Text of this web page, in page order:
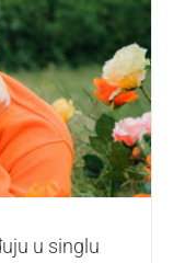
„Celestial“
u singlu